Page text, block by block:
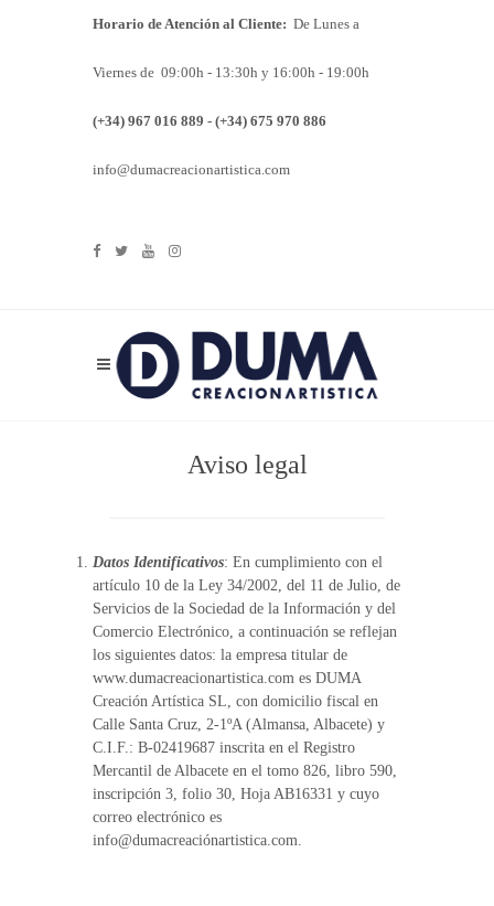
Horario de Atención al Cliente: De Lunes a
Viernes de 09:00h - 13:30h y 16:00h - 19:00h
(+34) 967 016 889 - (+34) 675 970 886
info@dumacreacionartistica.com
Aviso legal
Datos Identificativos: En cumplimiento con el
artículo 10 de la Ley 34/2002, del 11 de Julio, de
Servicios de la Sociedad de la Información y del
Comercio Electrónico, a continuación se reflejan
los siguientes datos: la empresa titular de
www.dumacreacionartistica.com es DUMA
Creación Artística SL, con domicilio fiscal en
Calle Santa Cruz, 2-1ºA (Almansa, Albacete) y
C.I.F.: B-02419687 inscrita en el Registro
Mercantil de Albacete en el tomo 826, libro 590,
inscripción 3, folio 30, Hoja AB16331 y cuyo
correo electrónico es
info@dumacreaciónartistica.com.